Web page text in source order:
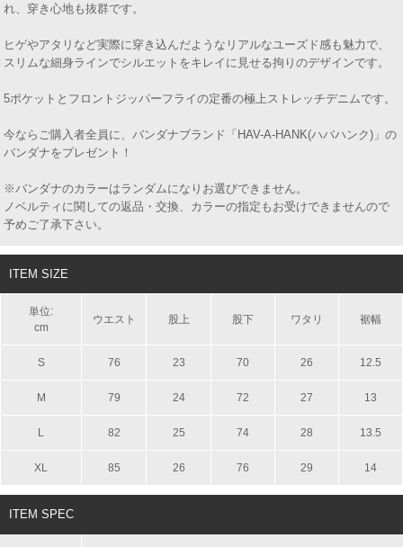
れ、穿き心地も抜群です。
ヒゲやアタリなど実際に穿き込んだようなリアルなユーズド感も魅力で、
スリムな細身ラインでシルエットをキレイに見せる拘りのデザインです。
5ポケットとフロントジッパーフライの定番の極上ストレッチデニムです。
今ならご購入者全員に、バンダナブランド「HAV-A-HANK(ハバハンク)」の
バンダナをプレゼント！
※バンダナのカラーはランダムになりお選びできません。
ノベルティに関しての返品・交換、カラーの指定もお受けできませんので
予めご了承下さい。
ITEM SIZE
単位:
cm
ウエスト 股上 股下 ワタリ 裾幅
S 76 23 70 26 12.5
M 79 24 72 27 13
L 82 25 74 28 13.5
XL 85 26 76 29 14
ITEM SPEC